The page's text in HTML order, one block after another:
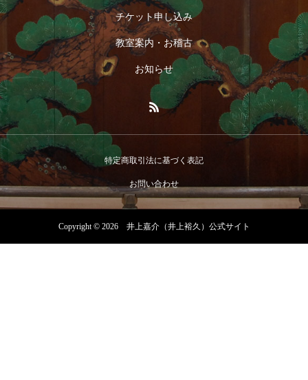
チケット申し込み
教室案内・お稽古
お知らせ
特定商取引法に基づく表記
お問い合わせ
Copyright © 2026 井上嘉介（井上裕久）公式サイト